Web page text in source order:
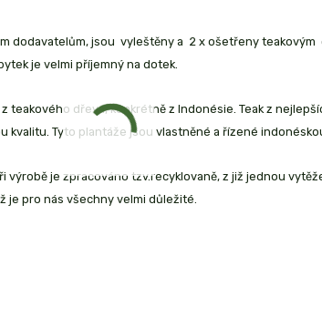
dodavatelům, jsou vyleštěny a 2 x ošetřeny teakovým
je velmi příjemný na dotek.
z teakového dřeva, konkrétně z Indonésie. Teak z
kvalitu. Tyto plantáže jsou vlastněné a řízené
výrobě je zpracováno tzv.recyklovaně, z již jednou
je pro nás všechny velmi důležité.